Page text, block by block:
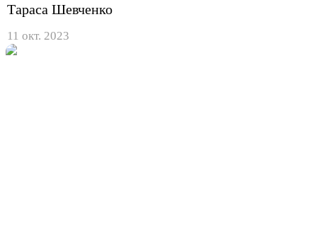
Тараса Шевченко
11 окт. 2023